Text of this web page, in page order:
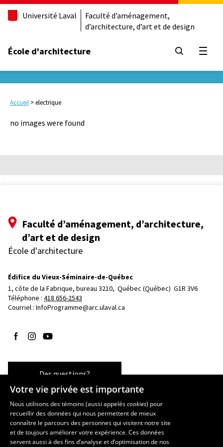
Université Laval
Faculté d’aménagement,
d’architecture, d’art et de design
École d'architecture
Accueil >electrique
no images were found
Faculté d’aménagement, d’architecture,
d’art et de design
École d'architecture
Édifice du Vieux-Séminaire-de-Québec
1, côte de la Fabrique, bureau 3210, Québec (Québec)  G1R 3V6
Téléphone : 418 656-2543
Courriel : InfoProgramme@arc.ulaval.ca
Suivez-nous sur Facebook
Suivez-nous sur Instagram
Suivez-nous sur YouTube
Des questions?
Les écoles et la recherche
École d’art
École supérieure d’aménagement du territoire et de développement
Votre vie privée est importante
Nous utilisons des témoins (aussi appeléscookies) pour
recueillir des données qui nous permettent de mieux
connaître le parcours des personnes qui visitent notre site
et de toujours améliorer votre expérience. Ces données
servent aussi à des fins d’analyse et d’optimisation de nos